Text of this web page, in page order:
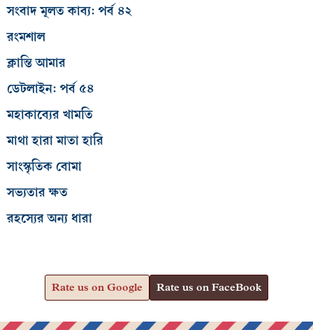
সংবাদ মূলত কাব্য: পর্ব ৪২
রংমশাল
ক্লান্তি আমার
ডেটলাইন: পর্ব ৫৪
মহাকাব্যের খামতি
মাথা হারা মাতা হারি
সাংস্কৃতিক বোমা
সভ্যতার ক্ষত
রহস্যের অন্য ধারা
Rate us on Google Rate us on FaceBook